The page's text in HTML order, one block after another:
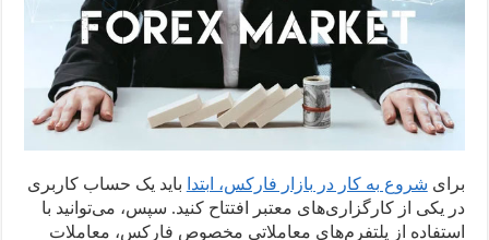
برای شروع به کار در بازار فارکس، ابتدا باید یک حساب کاربری
در یکی از کارگزاری‌های معتبر افتتاح کنید. سپس، می‌توانید با
استفاده از پلتفرم‌های معاملاتی مخصوص فارکس، معاملات